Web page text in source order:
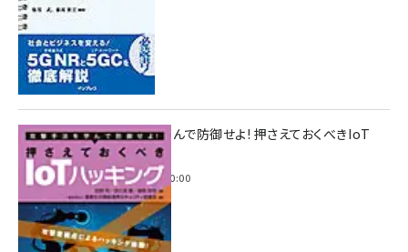
攻撃手法を学んで防御せよ! 押さえておくべきIoT
ハッキング
2022年6月14日 0:00